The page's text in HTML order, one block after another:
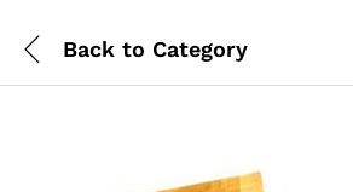
Back to Category